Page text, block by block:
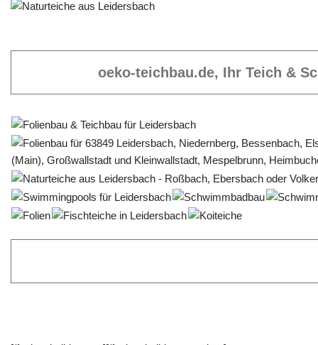
oeko-teichbau.de, Ihr Teich &